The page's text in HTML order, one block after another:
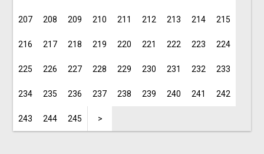
207 208 209 210 211 212 213 214 215
216 217 218 219 220 221 222 223 224
225 226 227 228 229 230 231 232 233
234 235 236 237 238 239 240 241 242
243 244 245 >